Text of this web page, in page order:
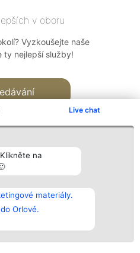
Live chat
na
materiály.
Orlové.
v oboru
Vyzkoušejte naše
ty nejlepší služby!
všech
Kontakt